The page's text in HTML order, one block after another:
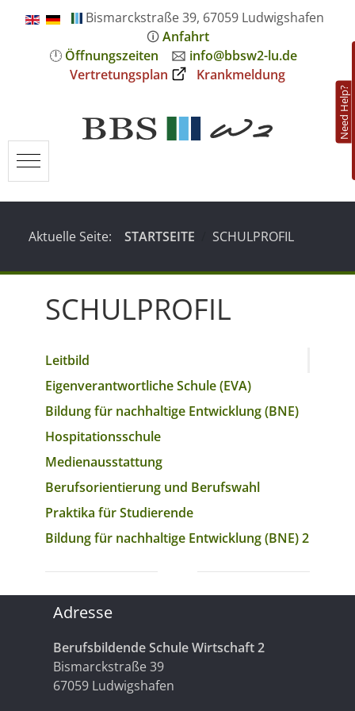
Bismarckstraße 39, 67059 Ludwigshafen
🛈Anfahrt
🕛 Öffnungszeiten 🖂 info@bbsw2-lu.de
Vertretungsplan
Krankmeldung
Need Help?
Mobile Menu Toggle
Aktuelle Seite: STARTSEITE SCHULPROFIL
SCHULPROFIL
Leitbild
Eigenverantwortliche Schule (EVA)
Bildung für nachhaltige Entwicklung (BNE)
Hospitationsschule
Medienausstattung
Berufsorientierung und Berufswahl
Praktika für Studierende
Bildung für nachhaltige Entwicklung (BNE) 2
Adresse
Berufsbildende Schule Wirtschaft 2
Bismarckstraße 39
67059 Ludwigshafen